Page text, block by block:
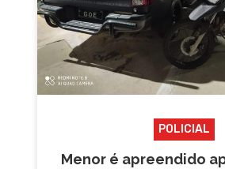
POLICIAL
Menor é apreendido